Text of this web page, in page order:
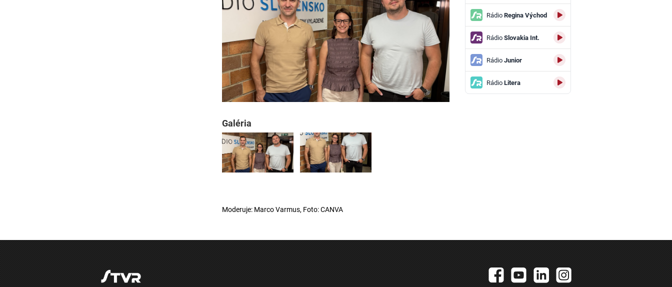
Galéria
Moderuje: Marco Varmus, Foto: CANVA
RádioRegina Východ
RádioSlovakia Int.
RádioJunior
RádioLitera